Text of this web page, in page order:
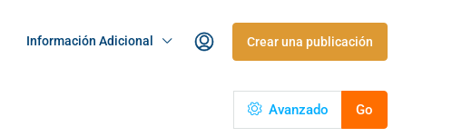
Información Adicional Crear una publicación
Avanzado Go